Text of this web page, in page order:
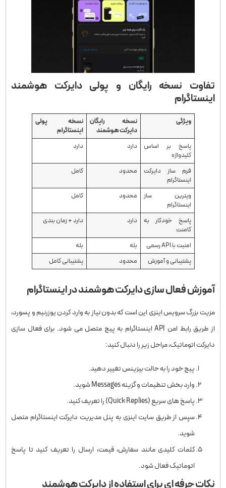
تفاوت نسخه رایگان و پولی دایرکت هوشمند
اینستاگرام
ویژگی
نسخه رایگان
دایرکت هوشمند
نسخه پولی
اینستاگرام
پاسخ بر اساس
کلیدواژه
دارد دارد
فرم ‌ساز دایرکت
اینستاگرام
محدود کامل
ویترین ساز
اینستاگرام
محدود کامل
پاسخ خودکار به
کامنت
دارد دارد + زمان ‌بندی
امنیت با API رسمی بله
بله
پشتیبانی و آموزش
محدود پشتیبانی کامل
آموزش فعال‌ سازی دایرکت هوشمند در اینستاگرام
مزیت بزرگ سرویس اینزی این است که بدون نیاز به وارد کردن یوزرنیم و پسورد،
از طریق رابط امن API اینستاگرام به پیج متصل می ‌شود. برای فعال ‌سازی
دایرکت اتوماتیک، مراحل زیر را دنبال کنید:
پیج خود را به حالت بیزینس تغییر دهید.
وارد بخش تنظیمات و گزینه Messages شوید.
پاسخ ‌های سریع (Quick Replies) را تعریف کنید.
سپس از طریق سایت اینزی به پنل مدیریت دایرکت اینستاگرام متصل
شوید.
کلمات کلیدی مانند سفارش، قیمت، ارسال را تعریف کنید تا پاسخ
اتوماتیک فعال شود.
نکات حرفه ‌ای برای استفاده از دایرکت هوشمند